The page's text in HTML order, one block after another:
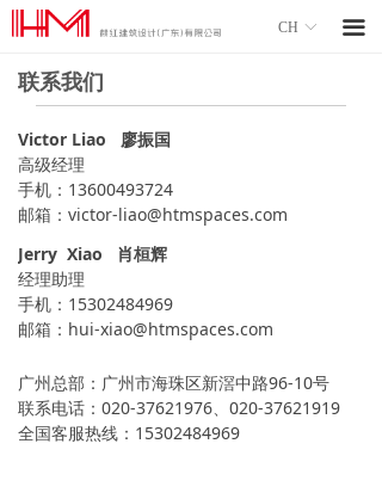
끀
ꀅ
CH
联系我们
Victor Liao 廖振国
高级经理
手机：13600493724
邮箱：victor-liao@htmspaces.com
Jerry Xiao 肖桓辉
经理助理
手机：15302484969
邮箱：hui-xiao@htmspaces.com
广州总部：广州市海珠区新滘中路96-10号
联系电话：020-37621976、020-37621919
全国客服热线：15302484969